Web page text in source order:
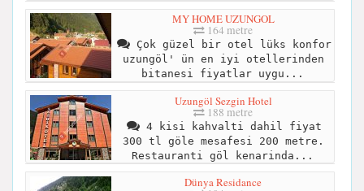
MY HOME UZUNGOL
164 metre
Çok güzel bir otel lüks konfor
uzungöl' ün en iyi otellerinden
bitanesi fiyatlar uygu...
Uzungöl Sezgin Hotel
188 metre
4 kisi kahvalti dahil fiyat
300 tl göle mesafesi 200 metre.
Restauranti göl kenarinda...
Dünya Residance